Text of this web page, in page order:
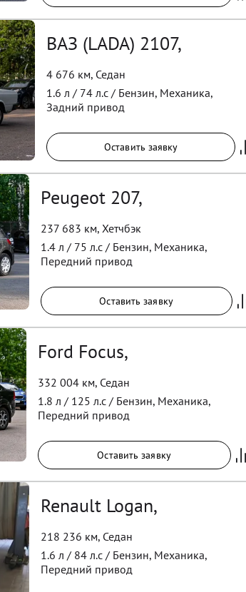
ВАЗ (LADA) 2107,
4 676 км, Седан
1.6 л / 74 л.с / Бензин, Механика,
Задний привод
Оставить заявку
Peugeot 207,
237 683 км, Хетчбэк
1.4л / 75 л.с / Бензин, Механика,
Передний привод
Оставить заявку
Ford Focus,
332 004 км, Седан
1.8 л / 125 л.с / Бензин, Механика,
Передний привод
Оставить заявку
Renault Logan,
218 236 км, Седан
1.6 л / 84л.с / Бензин, Механика,
Передний привод